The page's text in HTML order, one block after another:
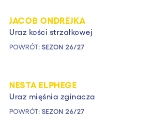
JACOB ONDREJKA
Uraz kości strzałkowej
POWRÓT: SEZON 26/27
NESTA ELPHEGE
Uraz mięśnia zginacza
POWRÓT: SEZON 26/27